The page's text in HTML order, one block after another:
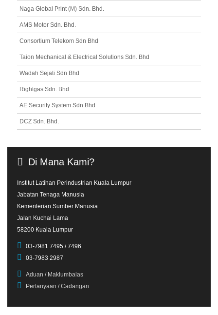
Naga Global Print (M) Sdn. Bhd.
AMS Motor Sdn. Bhd.
Consortium Telekom Sdn Bhd
Taion Mechanical & Electrical Solutions Sdn. Bhd
Wadah Sejati Sdn Bhd
Rightgas Sdn. Bhd
AE Security System Sdn Bhd
DCZ Sdn. Bhd.
Di Mana Kami?
Institut Latihan Perindustrian Kuala Lumpur
Jabatan Tenaga Manusia
Kementerian Sumber Manusia
Jalan Kuchai Lama
58200 Kuala Lumpur
03-7981 7495 / 7496
03-7983 2987
Aduan / Maklumbalas
Pertanyaan / Cadangan